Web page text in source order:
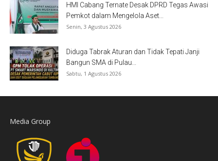
HMI Cabang Ternate Desak DPRD Tegas Awasi
Pemkot dalam Mengelola Aset...
Senin, 3 Agustus 2026
Diduga Tabrak Aturan dan Tidak Tepati Janji
Bangun SMA di Pulau...
Sabtu, 1 Agustus 2026
Media Group